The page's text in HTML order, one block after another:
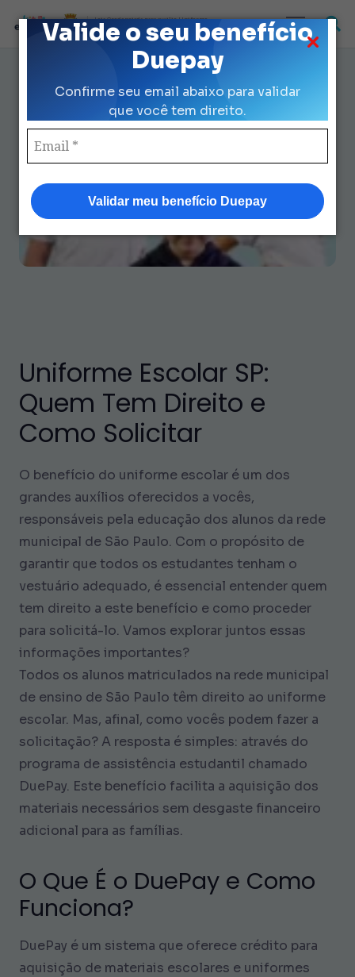
Valide o seu benefício
Duepay
Confirme seu email abaixo para validar
que você tem direito.
Validar meu benefício Duepay
Loja Credenciada para auxilio Uniforme
e Kit Escolar da Prefeitura de São Paulo
Uniforme Escolar Prefeitura São
Paulo: Quem Tem Direito e
Como Solicitar
Uniforme Escolar SP:
Quem Tem Direito e
Como Solicitar
O benefício do uniforme escolar é um dos
grandes auxílios oferecidos a vocês,
responsáveis pela educação dos alunos da rede
municipal de São Paulo. Com o propósito de
garantir que todos os estudantes tenham o
vestuário adequado, é essencial entender quem
tem direito a este benefício e como proceder
para solicitá-lo. Vamos explorar juntos essas
informações importantes?
Todos os alunos matriculados na rede municipal
de ensino de São Paulo têm direito ao uniforme
escolar. Mas, afinal, como vocês podem fazer a
solicitação? A resposta é simples: através do
programa de assistência estudantil chamado
DuePay. Este benefício facilita a aquisição dos
materiais necessários sem desgaste financeiro
adicional para as famílias.
O Que É o DuePay e Como
Funciona?
DuePay é um sistema que oferece crédito para
aquisição de materiais escolares e uniformes